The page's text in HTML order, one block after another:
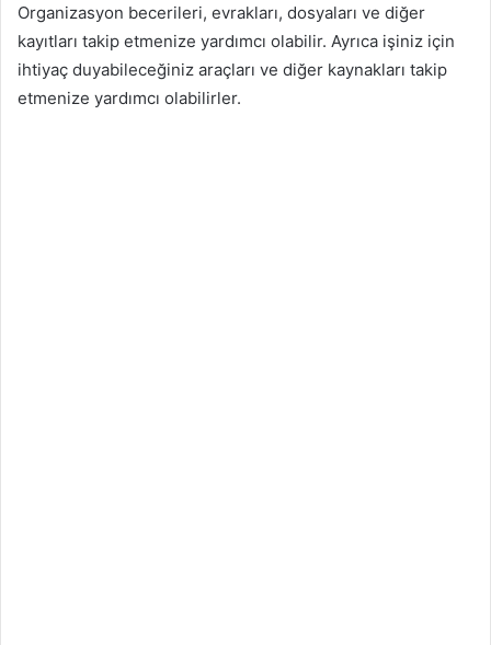
Organizasyon becerileri, evrakları, dosyaları ve diğer
kayıtları takip etmenize yardımcı olabilir. Ayrıca işiniz için
ihtiyaç duyabileceğiniz araçları ve diğer kaynakları takip
etmenize yardımcı olabilirler.